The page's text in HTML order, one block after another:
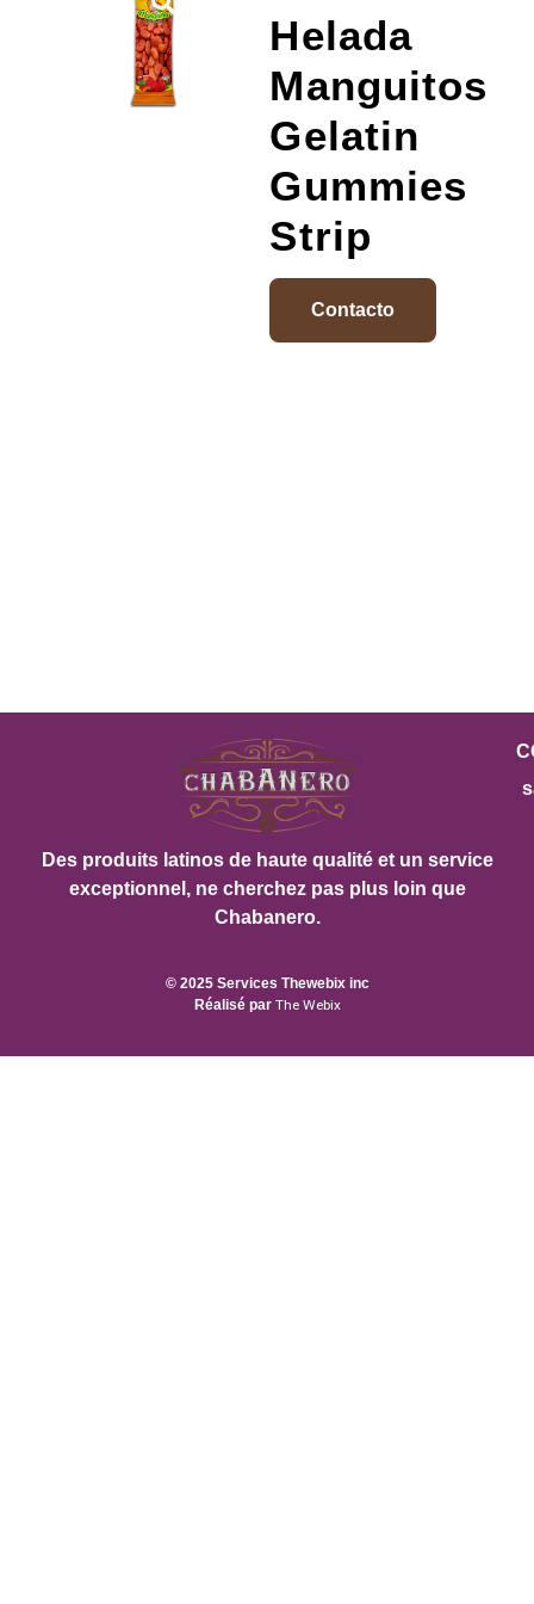
Helada
Manguitos
Gelatin
Gummies
Strip
Contacto
Des produits latinos de haute qualité et un service
exceptionnel, ne cherchez pas plus loin que
Chabanero.
© 2025 Services Thewebix inc
Réalisé par The Webix